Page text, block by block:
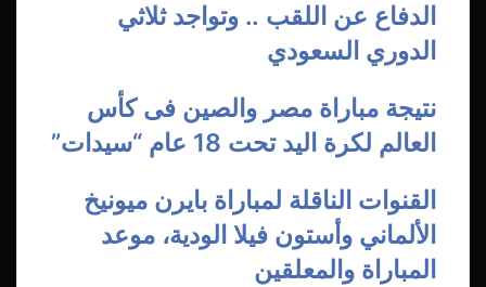
الدفاع عن اللقب .. وتواجد ثلاثي
الدوري السعودي
نتيجة مباراة مصر والصين فى كأس
العالم لكرة اليد تحت 18 عام “سيدات”
القنوات الناقلة لمباراة بايرن ميونيخ
الألماني وأستون فيلا الودية، موعد
المباراة والمعلقين